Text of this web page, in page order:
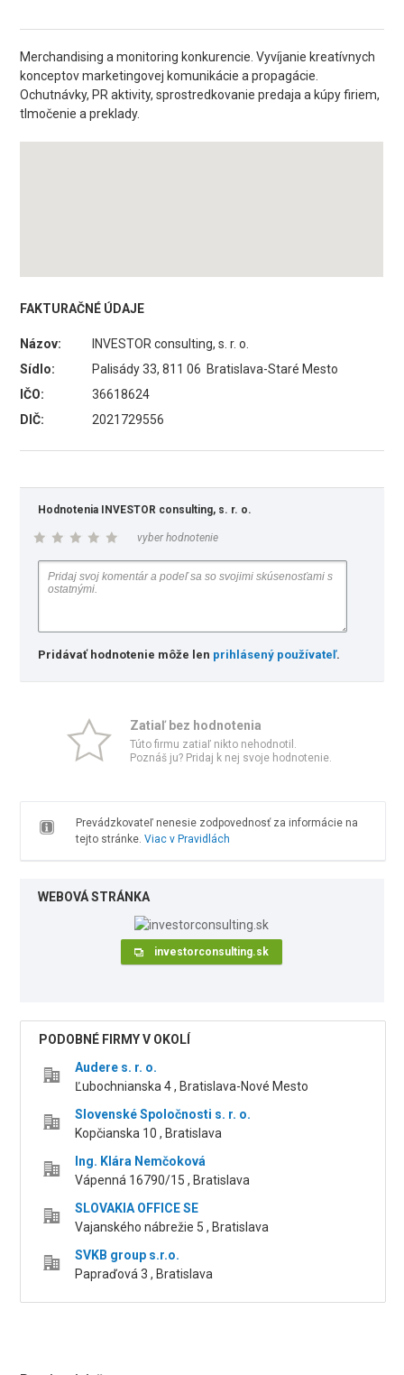
Merchandising a monitoring konkurencie. Vyvíjanie kreatívnych
konceptov marketingovej komunikácie a propagácie.
Ochutnávky, PR aktivity, sprostredkovanie predaja a kúpy firiem,
tlmočenie a preklady.
FAKTURAČNÉ ÚDAJE
Názov:
INVESTOR consulting, s. r. o.
Sídlo:
Palisády 33, 811 06 Bratislava-Staré Mesto
IČO:
36618624
DIČ:
2021729556
Hodnotenia INVESTOR consulting, s. r. o.
vyber hodnotenie
Pridávať hodnotenie môže len prihlásený používateľ.
Zatiaľ bez hodnotenia
Túto firmu zatiaľ nikto nehodnotil.
Poznáš ju? Pridaj k nej svoje hodnotenie.
Prevádzkovateľ nenesie zodpovednosť za informácie na
tejto stránke. Viac v Pravidlách
WEBOVÁ STRÁNKA
investorconsulting.sk
PODOBNÉ FIRMY V OKOLÍ
Audere s. r. o.
Ľubochnianska 4 , Bratislava-Nové Mesto
Slovenské Spoločnosti s. r. o.
Kopčianska 10 , Bratislava
Ing. Klára Nemčoková
Vápenná 16790/15 , Bratislava
SLOVAKIA OFFICE SE
Vajanského nábrežie 5 , Bratislava
SVKB group s.r.o.
Papraďová 3 , Bratislava